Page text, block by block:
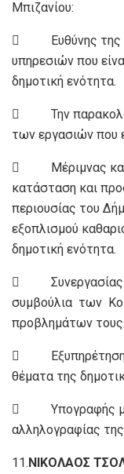
Μπιζανίου:
 Ευθύνης της
υπηρεσιών που
δημοτική ενότητα.
 Την
των εργασιών που
 Μέριμνας και
κατάσταση και
περιουσίας του
εξοπλισμού
δημοτική ενότητα.
 Συνεργασίας
συμβούλια των
προβλημάτων τους.
 Εξυπηρέτησης
θέματα της
 Υπογραφής με
αλληλογραφίας
11.ΝΙΚΟΛΑΟΣ